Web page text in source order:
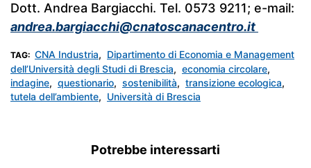
Dott. Andrea Bargiacchi. Tel. 0573 9211; e-mail:
andrea.bargiacchi@cnatoscanacentro.it
TAG: CNA Industria, Dipartimento di Economia e Management
dell’Università degli Studi di Brescia, economia circolare,
indagine, questionario, sostenibilità, transizione ecologica,
tutela dell’ambiente, Università di Brescia
Potrebbe interessarti